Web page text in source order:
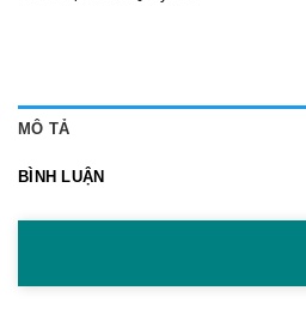
MÔ TẢ
BÌNH LUẬN